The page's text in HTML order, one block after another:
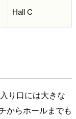
Hall C
り口には大きな
からホールまでも